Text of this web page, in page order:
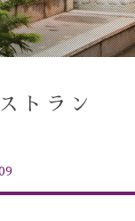
トラン